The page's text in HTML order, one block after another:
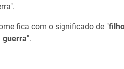
fica com o significado de "
guerra".